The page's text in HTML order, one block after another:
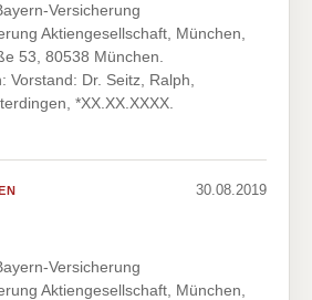
Versicherung
Aktiengesellschaft, München,
53, 80538 München.
Vorstand: Dr. Seitz, Ralph,
*XX.XX.XXXX.
30.08.2019
Versicherung
Aktiengesellschaft, München,